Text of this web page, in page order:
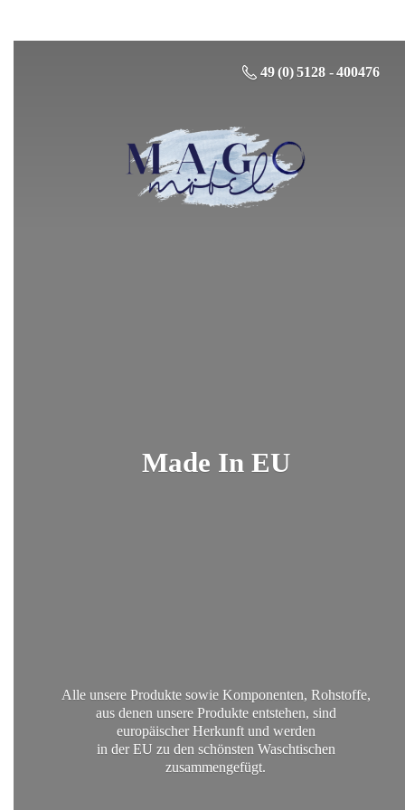
49 (0) 5128 - 400476
Made In EU
Alle unsere Produkte sowie Komponenten, Rohstoffe,
aus denen unsere Produkte entstehen, sind
europäischer Herkunft und werden
in der EU zu den schönsten Waschtischen
zusammengefügt.